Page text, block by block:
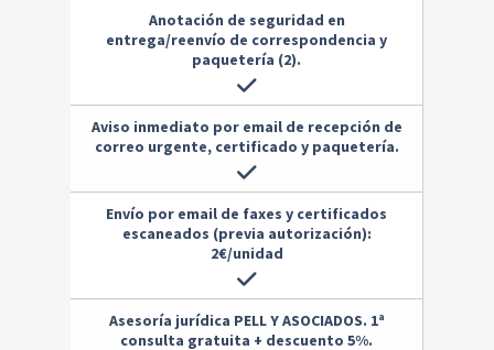
Anotación de seguridad en
entrega/reenvío de correspondencia y
paquetería (2).
Aviso inmediato por email de recepción de
correo urgente, certificado y paquetería.
Envío por email de faxes y certificados
escaneados (previa autorización):
2€/unidad
Asesoría jurídica PELL Y ASOCIADOS. 1ª
consulta gratuita + descuento 5%.